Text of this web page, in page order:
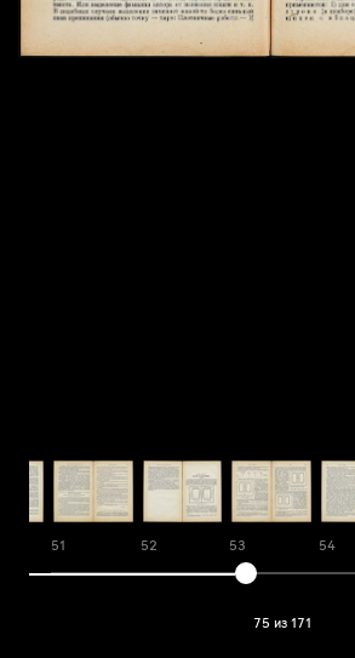
51 52 53 54
75 из 171